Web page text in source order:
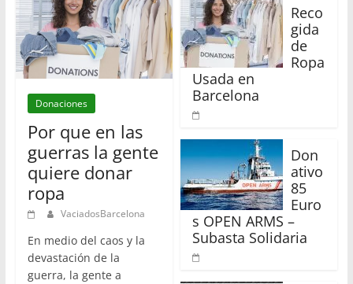
Donaciones
Por que en las
guerras la gente
quiere donar
ropa
VaciadosBarcelona
En medio del caos y la
devastación de la
guerra, la gente a
Reco
gida
de
Ropa
Usada en
Barcelona
Don
ativo
85
Euro
s OPEN ARMS –
Subasta Solidaria